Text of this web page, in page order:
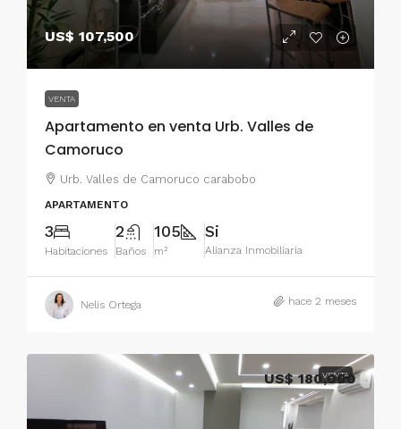
US$ 107,500
VENTA
Apartamento en venta Urb. Valles de
Camoruco
Urb. Valles de Camoruco carabobo
APARTAMENTO
3
Habitaciones
2
Baños
105
m²
Si
Alianza Inmobiliaria
Nelis Ortega hace 2 meses
VENTA
US$ 180,000